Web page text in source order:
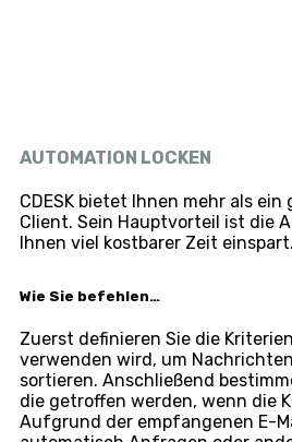
AUTOMATION LOCKEN
CDESK bietet Ihnen mehr als
Client. Sein Hauptvorteil ist die
Ihnen viel kostbarer Zeit einspart.
Wie Sie befehlen…
Zuerst definieren Sie die
verwenden wird, um
sortieren. Anschließend
die getroffen werden, wenn die
Aufgrund der empfangenen E-